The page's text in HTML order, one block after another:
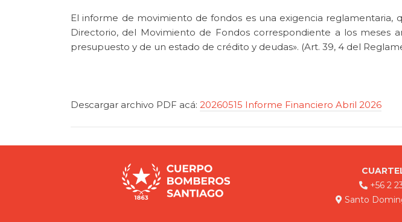
El informe de movimiento de fondos es una exigencia reglamentaria,
Directorio, del Movimiento de Fondos correspondiente a los meses
presupuesto y de un estado de crédito y deudas». (Art. 39, 4 del
Descargar archivo PDF acá: 20260515 Informe Financiero Abril 2026
+56 2
Santo